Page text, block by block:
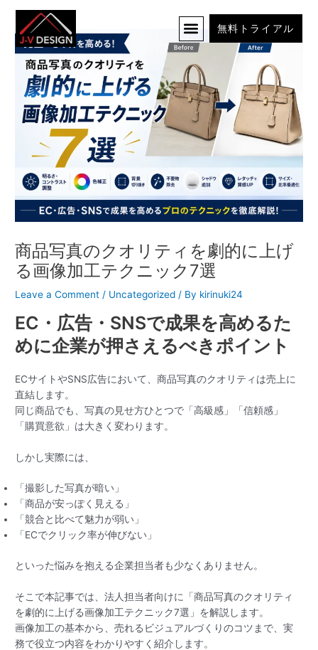
content
無料トライアル
商品写真のクオリティを劇的に上げ
る画像加工テクニック7選
Leave a Comment / Uncategorized / By kirinuki24
EC・広告・SNSで成果を高めるた
めに企業が押さえるべきポイント
ECサイトやSNS広告において、商品写真のクオリティは売上に
直結します。
同じ商品でも、写真の見せ方ひとつで「高級感」「信頼感」
「購買意欲」は大きく変わります。
しかし実際には、
「撮影した写真が暗い」
「商品が安っぽく見える」
「競合と比べて魅力が弱い」
「ECでクリック率が伸びない」
といった悩みを抱える企業担当者も少なくありません。
そこで本記事では、法人担当者向けに「商品写真のクオリティ
を劇的に上げる画像加工テクニック7選」を解説します。
画像加工の基本から、売れるビジュアルづくりのコツまで、実
務で役立つ内容をわかりやすく紹介します。